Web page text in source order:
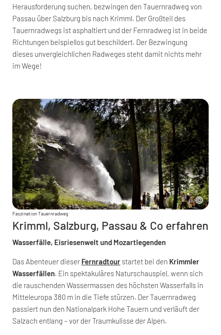
Herausforderung suchen, bezwingen den Tauernradweg von
Passau über Salzburg bis nach Krimml. Der Großteil des
Tauernradwegs ist asphaltiert und der Fernradweg ist in beide
Richtungen beispiellos gut beschildert. Der Bezwingung
dieses unvergleichlichen Radweges steht damit nichts mehr
im Wege!
Faszination Tauernradweg
Krimml, Salzburg, Passau & Co erfahren
Wasserfälle, Eisriesenwelt und Mozartlegenden
Das Abenteuer dieser Fernradtour startet bei den Krimmler
Wasserfällen. Ein spektakuläres Naturschauspiel, wenn sich
die rauschenden Wassermassen des höchsten Wasserfalls in
Mitteleuropa 380 m in die Tiefe stürzen. Der Tauernradweg
passiert nun den Nationalpark Hohe Tauern und verläuft der
Salzach entlang – vor der Traumkulisse der Alpen.